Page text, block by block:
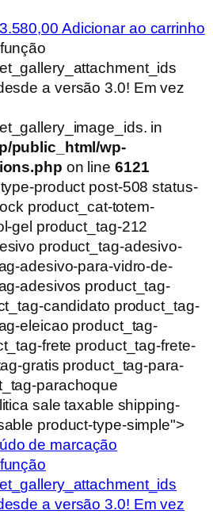
O
atual
é:
Adicionar ao carrinho
a versão 3.0! Em vez
in
public_html/wp-
on line 6121
product post-508 status-
product_cat-totem-
gel product_tag-212
product_tag-adesivo-
adesivo-para-vidro-de-
adesivos product_tag-
candidato product_tag-
eleicao product_tag-
frete product_tag-frete-
gratis product_tag-para-
parachoque
sale taxable shipping-
product-type-simple">
a versão 3.0! Em vez